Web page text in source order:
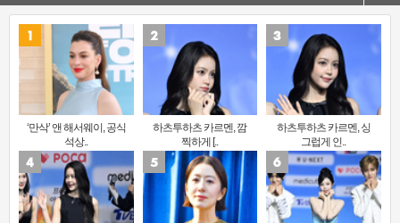
‘만삭’ 앤 해서웨이, 공식
석상..
하츠투하츠 카르멘, 깜
찍하게 [..
하츠투하츠 카르멘, 싱
그럽게 인..